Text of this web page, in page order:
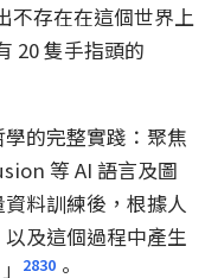
不存在在這個世界上
20 隻手指頭的
學的完整實踐：聚焦
等 AI 語言及圖
料訓練後，根據人
及這個過程中產生
2830 。